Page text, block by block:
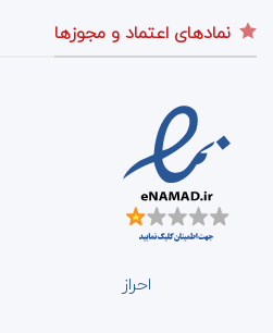
نمادهای اعتماد و مجوزها
احراز